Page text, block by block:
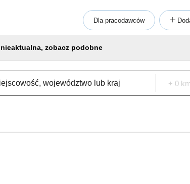
Dla pracodawców
zobacz podobne